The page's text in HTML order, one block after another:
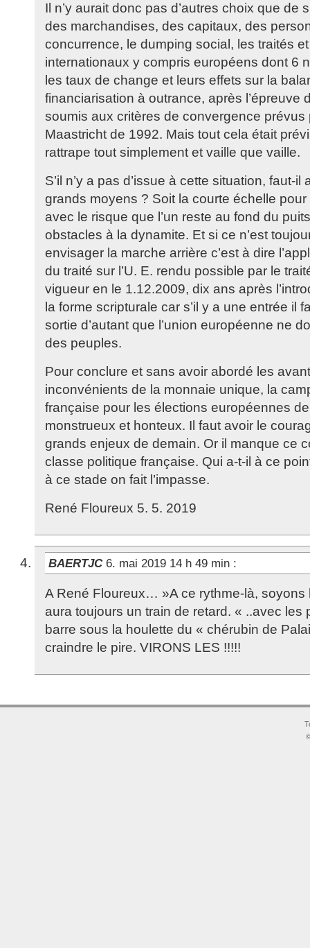
Il n’y aurait donc pas d’autres choix que de
des marchandises, des capitaux, des
concurrence, le dumping social, les traités
internationaux y compris européens dont 6
les taux de change et leurs effets sur la
financiarisation à outrance, après l’épreuve
soumis aux critères de convergence prévus
Maastricht de 1992. Mais tout cela était
rattrape tout simplement et vaille que vaille.
S’il n’y a pas d’issue à cette situation, faut-
grands moyens ? Soit la courte échelle pour
avec le risque que l’un reste au fond du
obstacles à la dynamite. Et si ce n’est
envisager la marche arrière c’est à dire
du traité sur l’U. E. rendu possible par le
vigueur en le 1.12.2009, dix ans après
la forme scripturale car s’il y a une entrée il
sortie d’autant que l’union européenne ne
des peuples.
Pour conclure et sans avoir abordé les
inconvénients de la monnaie unique, la
française pour les élections européennes
monstrueux et honteux. Il faut avoir le
grands enjeux de demain. Or il manque ce
classe politique française. Qui a-t-il à ce
à ce stade on fait l’impasse.
René Floureux 5. 5. 2019
BAERTJC 6. mai 2019 14 h 49 min :
A René Floureux… »A ce rythme-là, soyons
aura toujours un train de retard. « ..avec les
barre sous la houlette du « chérubin de
craindre le pire. VIRONS LES !!!!!